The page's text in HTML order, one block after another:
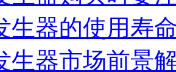
生器的使用寿
生器市场前景